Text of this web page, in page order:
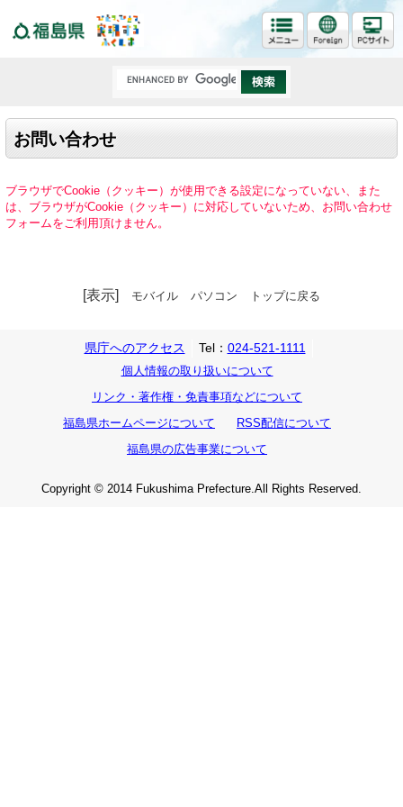
お問い合わせ
ブラウザでCookie（クッキー）が使用できる設定になっていない、また
は、ブラウザがCookie（クッキー）に対応していないため、お問い合わせ
フォームをご利用頂けません。
[表示] モバイル パソコン トップに戻る
県庁へのアクセス Tel： 024-521-1111
個人情報の取り扱いについて
リンク・著作権・免責事項などについて
福島県ホームページについて
RSS配信について
福島県の広告事業について
Copyright © 2014 Fukushima Prefecture.All Rights Reserved.